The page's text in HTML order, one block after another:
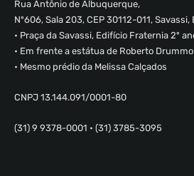
Rua Antônio de Albuquerque,
Nº606, Sala 203, CEP 30112-011, Savassi,
• Praça da Savassi, Edifício Fraternia 2º
• Em frente a estátua de Roberto
• Mesmo prédio da Melissa Calçados
CNPJ 13.144.091/0001-80
(31) 9 9378-0001 • (31) 3785-3095